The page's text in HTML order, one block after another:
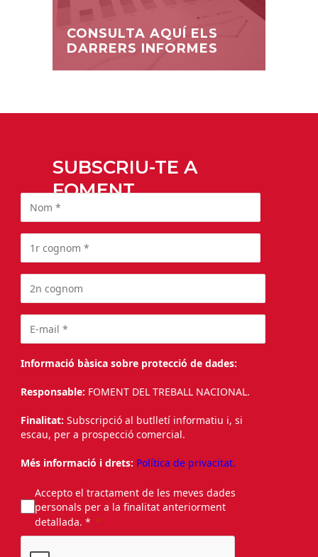
CONSULTA AQUÍ ELS
DARRERS INFORMES
SUBSCRIU-TE A
FOMENT
Informació bàsica sobre protecció de dades:
Responsable: FOMENT DEL TREBALL NACIONAL.
Finalitat: Subscripció al butlletí informatiu i, si
escau, per a prospecció comercial.
Més informació i drets: Política de privacitat.
Accepto el tractament de les meves dades
personals per a la finalitat anteriorment
detallada. *